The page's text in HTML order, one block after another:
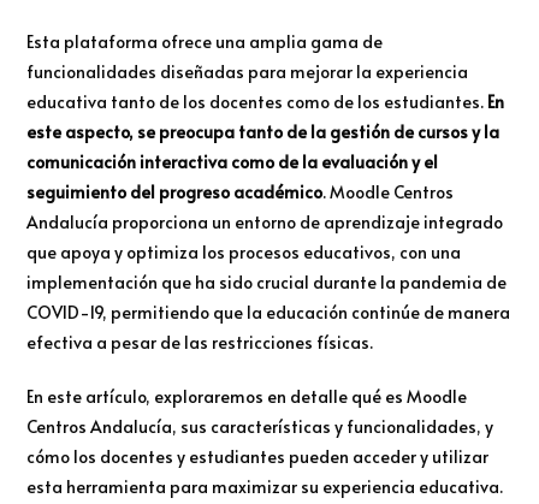
Esta plataforma ofrece una amplia gama de
funcionalidades diseñadas para mejorar la experiencia
educativa tanto de los docentes como de los estudiantes. En
este aspecto, se preocupa tanto de la gestión de cursos y la
comunicación interactiva como de la evaluación y el
seguimiento del progreso académico. Moodle Centros
Andalucía proporciona un entorno de aprendizaje integrado
que apoya y optimiza los procesos educativos, con una
implementación que ha sido crucial durante la pandemia de
COVID-19, permitiendo que la educación continúe de manera
efectiva a pesar de las restricciones físicas.
En este artículo, exploraremos en detalle qué es Moodle
Centros Andalucía, sus características y funcionalidades, y
cómo los docentes y estudiantes pueden acceder y utilizar
esta herramienta para maximizar su experiencia educativa.